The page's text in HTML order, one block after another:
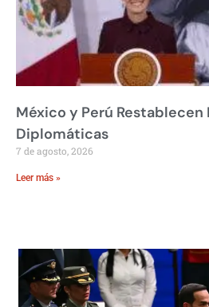
México y Perú Restablecen
Diplomáticas
7 de agosto, 2026
Leer más »